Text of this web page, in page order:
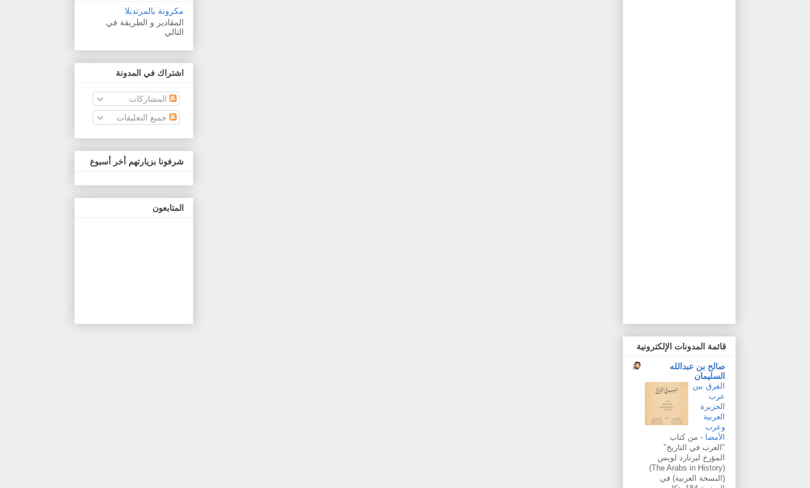
مكرونة بالمرتديلا
المقادير و الطريقة في
التالي
اشتراك في المدونة
المشاركات
جميع التعليقات
شرفونا بزيارتهم أخر أسبوع
المتابعون
قائمة المدونات الإلكترونية
صالح بن عبدالله
السليمان
الفرق بين
عرب
الجزيرة
العربية
وعرب
الأمصا- من كتاب
"العرب في التاريخ"
المؤرخ لبرنارد لويس
(The Arabs in History)
(النسخة العربية) في